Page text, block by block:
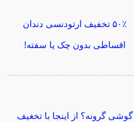
۵۰٪ تخفیف ارتودنسی دندان
اقساطی بدون چک یا سفته!
گوشی گرونه؟ از اینجا با تخغیف